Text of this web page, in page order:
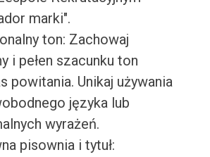
marki".
ton: Zachowaj
i pełen szacunku ton
powitania. Unikaj używania
języka lub
wyrażeń.
pisownia i tytuł: